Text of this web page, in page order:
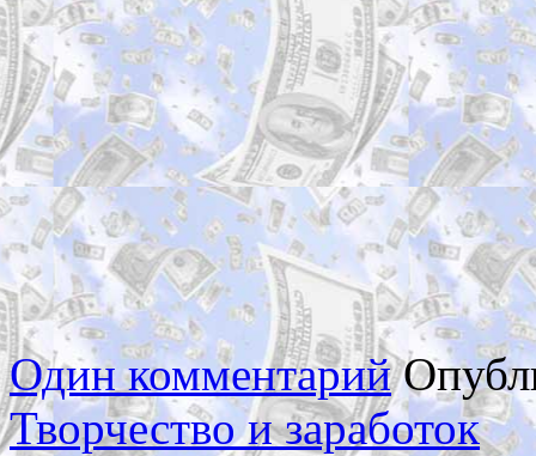
Один комментарий
Творчество и заработок